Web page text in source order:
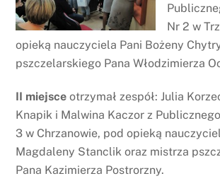
Nr 2 w
opieką nauczyciela Pani Bożeny
pszczelarskiego Pana Włodzimierza
II miejsce otrzymał zespół: Julia
Knapik i Malwina Kaczor z
3 w Chrzanowie, pod opieką
Magdaleny Stanclik oraz mistrza
Pana Kazimierza Postrorzny.